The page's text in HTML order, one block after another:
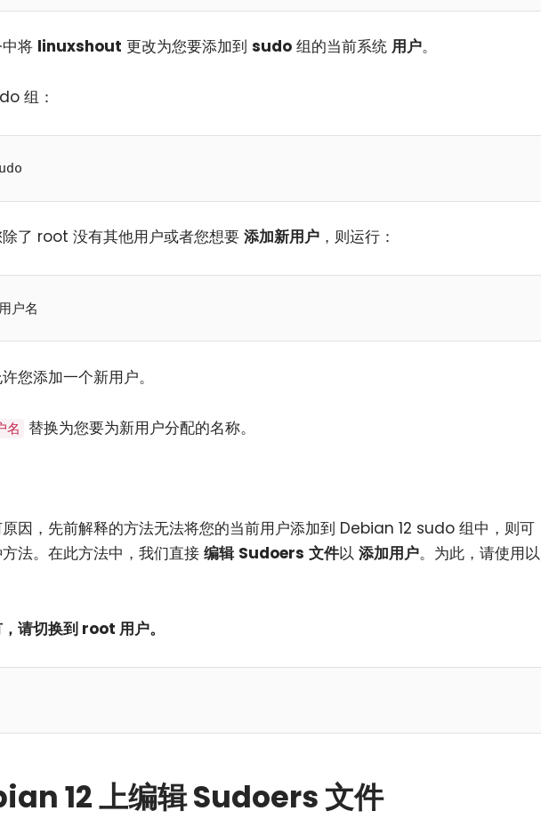
将 linuxshout 更改为您要添加到 sudo 组的当前系统 用户。
组：
了 root 没有其他用户或者您想要 添加新用户 ，则运行：
户名
您添加一个新用户。
名 替换为您要为新用户分配的名称。
因，先前解释的方法无法将您的当前用户添加到 Debian 12 sudo 组中，则可
法。在此方法中，我们直接 编辑 Sudoers 文件以 添加用户。为此，请使用以
请切换到 root 用户。
12 上编辑 Sudoers 文件